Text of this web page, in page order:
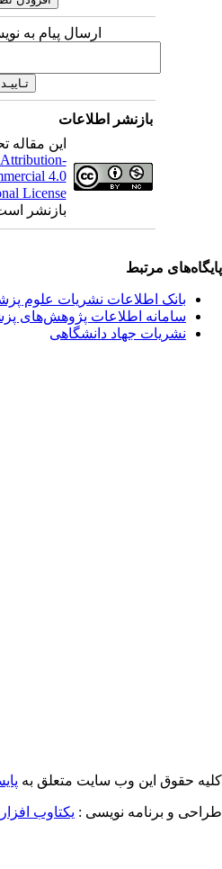
ارسال پیام به
بازنشر اطلاعات
این مقاله
Attribution-
4.0
License
بازنشر است.
مرتبط
بانک اطلاعات نشریات علوم
سامانه اطلاعات پژوهش‌های
نشریات جهاد دانشگاهی
حقوق این وب سایت متعلق بهپایش
و برنامه نویسی : یکتاوب افزار